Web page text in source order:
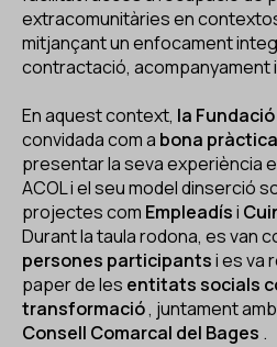
extracomunitàries en
mitjançant un enfocament
contractació, acompanyament
En aquest context, la
convidada com a bona
presentar la seva experiència
ACOL i el seu model dinserció
projectes com Empleadísi
Durant la taula rodona, es van
persones participantsi es va
paper de les entitats socials
transformació, juntament
Consell Comarcal del Bages .